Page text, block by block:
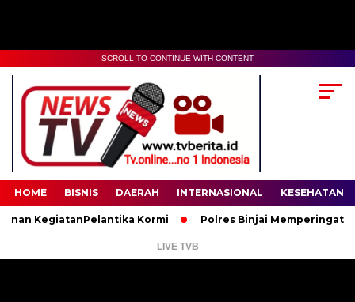
00:00
SCROLL TO CONTINUE WITH CONTENT
HOME BISNIS DAERAH INTERNASIONAL KESEHATAN
Kormi Polres Binjai Memperingati Hari
LIVE TVB